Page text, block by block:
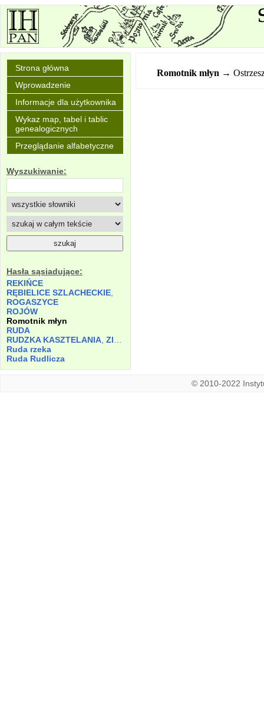
Strona główna
Wprowadzenie
Informacje dla użytkownika
Wykaz map, tabel i tablic
genealogicznych
Przeglądanie alfabetyczne
Wyszukiwanie:
Hasła sąsiadujące:
REKIŃCE
RĘBIELICE SZLACHECKIE
ROGASZYCE
ROJÓW
Romotnik młyn
RUDA
RUDZKA KASZTELANIA ZIEMIA
Ruda rzeka
Ruda Rudlicza
Romotnik młyn →
© 2010-2022